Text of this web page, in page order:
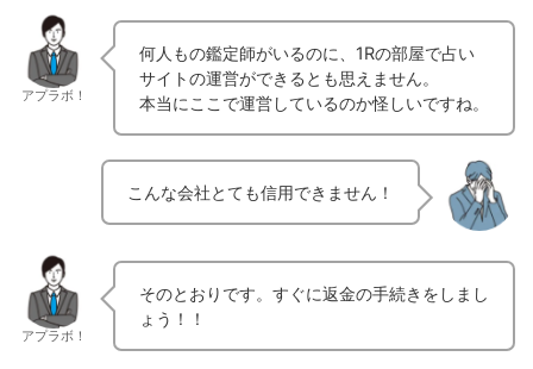
アプラボ！
何人もの鑑定師がいるのに、1Rの部屋で占い
サイトの運営ができるとも思えません。
本当にここで運営しているのか怪しいですね。
こんな会社とても信用できません！
アプラボ！
そのとおりです。すぐに返金の手続きをしまし
ょう！！